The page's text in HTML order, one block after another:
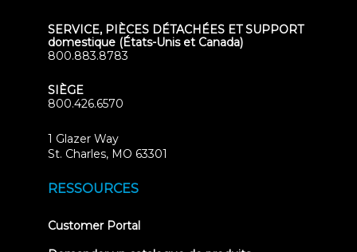
SERVICE, PIÈCES DÉTACHÉES ET SUPPORT
domestique (États-Unis et Canada)
800.883.8783
SIÈGE
800.426.6570
1 Glazer Way
St. Charles, MO 63301
RESSOURCES
Customer Portal(opens